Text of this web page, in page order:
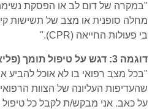
"במקרה של דום לב או הפסקת
מחלה סופנית או מצב של תשישות
בי פעולות החייאה (CPR)."
דוגמה 3: דגש על טיפול תומך (פליאטיבי)
"בכל מצב רפואי בו לא אוכל להביע
שהעדיפות העליונה של הצוות
על כאב. אני מבקש/ת לקבל כל טיפול